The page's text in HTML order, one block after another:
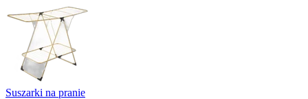
Suszarki na pranie